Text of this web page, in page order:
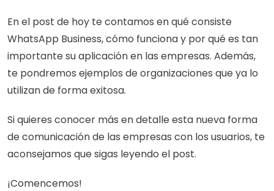
En el post de hoy te contamos en qué consiste
WhatsApp Business, cómo funciona y por qué es tan
importante su aplicación en las empresas. Además,
te pondremos ejemplos de organizaciones que ya lo
utilizan de forma exitosa.
Si quieres conocer más en detalle esta nueva forma
de comunicación de las empresas con los usuarios, te
aconsejamos que sigas leyendo el post.
¡Comencemos!